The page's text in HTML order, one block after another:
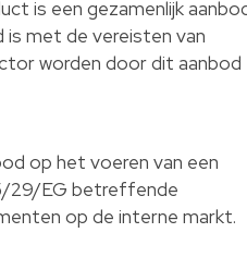
is een gezamenlijk
is met de vereisten van
worden door dit aanbod
op het voeren van een
29/EG betreffende
op de interne markt.